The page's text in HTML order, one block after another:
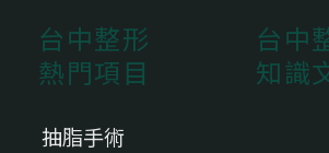
台中整形
熱門項目
抽脂手術
台中
知識